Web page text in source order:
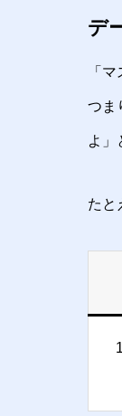
デ
「
つま
よ」
た